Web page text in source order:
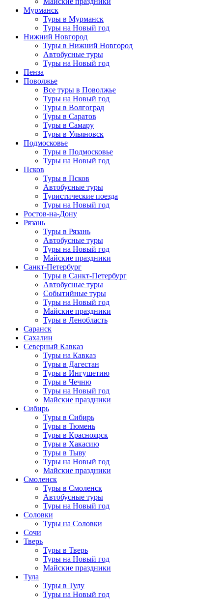
Мурманск
Туры в Мурманск
Туры на Новый год
Нижний Новгород
Туры в Нижний Новгород
Автобусные туры
Туры на Новый год
Пенза
Поволжье
Все туры в Поволжье
Туры на Новый год
Туры в Волгоград
Туры в Саратов
Туры в Самару
Туры в Ульяновск
Подмосковье
Туры в Подмосковье
Туры на Новый год
Псков
Туры в Псков
Автобусные туры
Туристические поезда
Туры на Новый год
Ростов-на-Дону
Рязань
Туры в Рязань
Автобусные туры
Туры на Новый год
Майские праздники
Санкт-Петербург
Туры в Санкт-Петербург
Автобусные туры
Событийные туры
Туры на Новый год
Майские праздники
Туры в Ленобласть
Саранск
Сахалин
Северный Кавказ
Туры на Кавказ
Туры в Дагестан
Туры в Ингушетию
Туры в Чечню
Туры на Новый год
Майские праздники
Сибирь
Туры в Сибирь
Туры в Тюмень
Туры в Красноярск
Туры в Хакасию
Туры в Тыву
Туры на Новый год
Майские праздники
Смоленск
Туры в Смоленск
Автобусные туры
Туры на Новый год
Соловки
Туры на Соловки
Сочи
Тверь
Туры в Тверь
Туры на Новый год
Майские праздники
Тула
Туры в Тулу
Туры на Новый год